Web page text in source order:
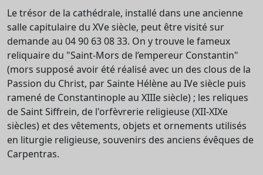
Le trésor de la cathédrale, installé dans une ancienne
salle capitulaire du XVe siècle, peut être visité sur
demande au 04 90 63 08 33. On y trouve le fameux
reliquaire du "Saint-Mors de l’empereur Constantin"
(mors supposé avoir été réalisé avec un des clous de la
Passion du Christ, par Sainte Hélène au IVe siècle puis
ramené de Constantinople au XIIIe siècle) ; les reliques
de Saint Siffrein, de l'orfèvrerie religieuse (XII-XIXe
siècles) et des vêtements, objets et ornements utilisés
en liturgie religieuse, souvenirs des anciens évêques de
Carpentras.